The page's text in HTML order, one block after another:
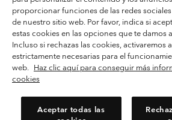
Política de Privacidad
Términos y condiciones del programa de
Términos De Uso Del Contenido Generado Por
Impressum
Cookies Public CBCR
Servicio al cliente: Lu. - Vi. de 9:00 a 13:00 y de
proporcionar funciones de las redes
de nuestro sitio web. Por favor, indica si
estas cookies en las opciones que te damos
Incluso si rechazas las cookies, activaremos
estrictamente necesarias para el
web. Haz clic aquí para conseguir más
cookies
Aceptar todas las
Selecciona tu país e
Compras en línea
España